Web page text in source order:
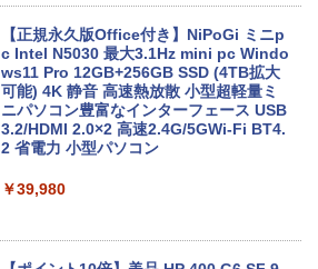
【★最大100%ポイント】【Office 2024
H&B】【タッチパネル×360°回転】富士
通 LIFEBOOK U9310/第10世代 Core i5/
メモリ:8GB/M.2 NVMe:128GB/256GB/5
12GB/1TB/Wi-fi/Bluetooth/13.3型/FHD/
レット/Windows11
【正規永久版Office付き】NiPoGi ミニp
c Intel N5030 最大3.1Hz mini pc Windo
ws11 Pro 12GB+256GB SSD (4TB拡大
可能) 4K 静音 高速熱放散 小型超軽量ミ
ニパソコン豊富なインターフェース USB
3.2/HDMI 2.0×2 高速2.4G/5GWi-Fi BT4.
2 省電力 小型パソコン
￥39,980